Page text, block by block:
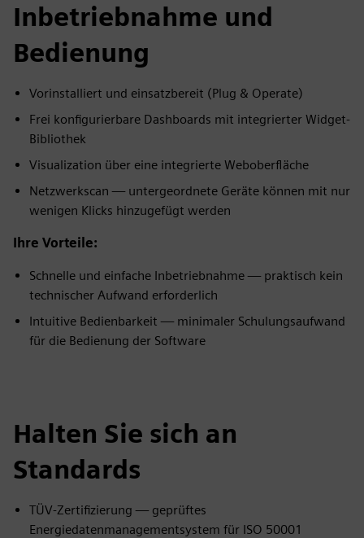
Inbetriebnahme und
Bedienung
Vorinstalliert und einsatzbereit (Plug & Operate)
Frei konfigurierbare Dashboards mit integrierter Widget-
Bibliothek
Visualization über eine integrierte Weboberfläche
Netzwerkscan — untergeordnete Geräte können mit nur
wenigen Klicks hinzugefügt werden
Ihre Vorteile:
Schnelle und einfache Inbetriebnahme — praktisch kein
technischer Aufwand erforderlich
Intuitive Bedienbarkeit — minimaler Schulungsaufwand
für die Bedienung der Software
Halten Sie sich an
Standards
TÜV-Zertifizierung — geprüftes
Energiedatenmanagementsystem für ISO 50001